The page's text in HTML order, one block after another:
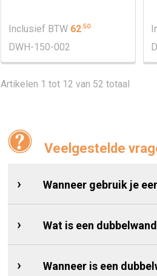
Inclusief BTW 62.50
DWH-150-002
Artikelen 1 tot 12 van 52 totaal
Veelgestelde
Wanneer gebruik je
Wat is een
Wanneer is een